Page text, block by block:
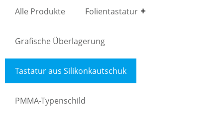
Alle Produkte Folientastatur
Grafische Überlagerung
Tastatur aus Silikonkautschuk
PMMA-Typenschild